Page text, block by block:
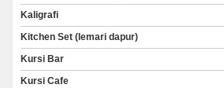
Kaligrafi
Kitchen Set (lemari dapur)
Kursi Bar
Kursi Cafe